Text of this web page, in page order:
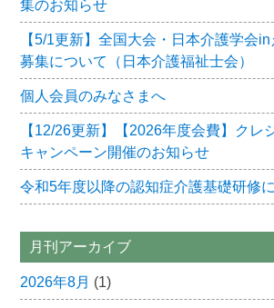
集のお知らせ
【5/1更新】全国大会・日本介護学会
募集について（日本介護福祉士会）
個人会員のみなさまへ
【12/26更新】【2026年度会費】クレ
キャンペーン開催のお知らせ
令和5年度以降の認知症介護基礎研修
月刊アーカイブ
2026年8月 (1)